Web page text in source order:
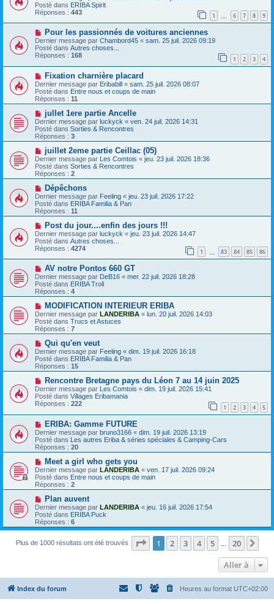
e
m
e
s
s
a
g
e
u
v
e
a
m
e
s
s
a
e
Posté dans ERIBA Spirit
Réponses : 443 1 6 7 8 9
N
o
u
v
e
a
u
m
e
s
s
a
g
e
Pour les passionnés de voitures anciennes
Dernier message par Chambord45 « sam. 25 juil. 2026 09:19
Posté dans Autres choses...
Réponses : 168 1 2 3 4
N
o
u
v
e
a
u
m
e
s
s
a
g
e
Fixation charnière placard
Dernier message par Eribabill « sam. 25 juil. 2026 08:07
Posté dans Entre nous et coups de main
Réponses : 11
N
o
u
v
e
a
u
m
e
s
s
a
g
e
jullet 1ere partie Ancelle
Dernier message par luckyck « ven. 24 juil. 2026 14:31
Posté dans Sorties & Rencontres
Réponses : 3
N
o
u
v
e
a
u
m
e
s
s
a
g
e
juillet 2eme partie Ceillac (05)
Dernier message par Les Comtois « jeu. 23 juil. 2026 18:36
Posté dans Sorties & Rencontres
Réponses : 2
N
o
u
v
e
a
u
m
e
s
s
a
g
e
Dépêchons
Dernier message par Feeling « jeu. 23 juil. 2026 17:22
Posté dans ERIBA Familia & Pan
Réponses : 11
N
o
u
v
e
a
u
m
e
s
s
a
g
e
Post du jour....enfin des jours !!!
Dernier message par luckyck « jeu. 23 juil. 2026 14:47
Posté dans Autres choses...
Réponses : 4274 1 83 84 85 86
N
o
u
v
e
a
u
m
e
s
s
g
e
AV notre Pontos 660 GT
Dernier message par DeB16 « mer. 22 juil. 2026 18:28
Posté dans ERIBA Troll
Réponses : 4
N
o
u
v
e
a
u
m
e
s
s
a
g
e
MODIFICATION INTERIEUR ERIBA
Dernier message par LANDERIBA « lun. 20 juil. 2026 14:03
Posté dans Trucs et Astuces
Réponses : 7
N
o
u
v
e
a
u
m
e
s
s
a
g
e
Qui qu'en veut
Dernier message par Feeling « dim. 19 juil. 2026 16:18
Posté dans ERIBA Familia & Pan
Réponses : 15
N
o
u
v
e
a
m
e
s
s
a
g
e
Rencontre Bretagne pays du Léon 7 au 14 juin 2025
Dernier message par Les Comtois « dim. 19 juil. 2026 15:41
Posté dans Villages Eribamania
Réponses : 222 1 2 3 4 5
N
o
u
v
e
a
u
m
e
s
s
a
g
e
ERIBA: Gamme FUTURE
Dernier message par bruno3166 « dim. 19 juil. 2026 13:19
Posté dans Les autres Eriba & séries spéciales & Camping-Cars
Réponses : 20
N
o
u
v
e
a
u
m
e
s
a
Meet a girl who gets you
Dernier message par LANDERIBA « ven. 17 juil. 2026 09:24
Posté dans Entre nous et coups de main
Réponses : 2
N
o
u
v
e
u
a
e
Plan auvent
Dernier message par LANDERIBA « jeu. 16 juil. 2026 17:54
Posté dans ERIBA Puck
Réponses : 6
Plus de 1000 résultats ont été trouvés Page 1sur20
1 2 3 4 5 20
Aller à
Index du forum Heures au format UTC+02:00